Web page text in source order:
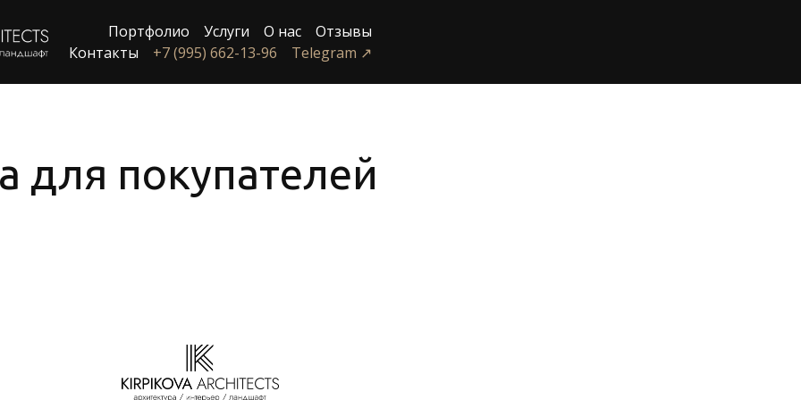
Портфолио Услуги О нас
Отзывы
Контакты
+7 (995) 662-13-96 Telegram ↗
для покупателей